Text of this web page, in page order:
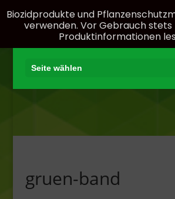
Seite wählen
gruen-band
Biozidprodukte und
verwenden. Vor Gebrauch
Produktinformationen